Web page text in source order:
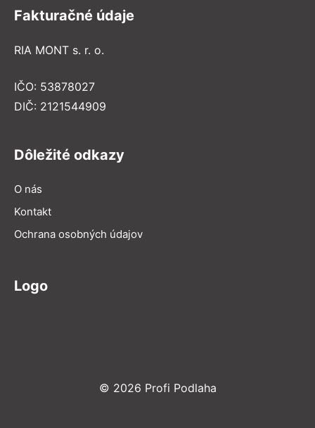
Fakturačné údaje
RIA MONT s. r. o.
IČO: 53878027
DIČ: 2121544909
Dôležité odkazy
O nás
Kontakt
Ochrana osobných údajov
Logo
© 2026 Profi Podlaha